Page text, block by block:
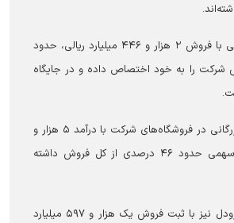
گروه محصولات روغنی با فروش ۲ هزار و ۴۴۶ میلیارد ریالی، حدود
شرکت را به خود اختصاص داده و در جایگاه
پس از آن، فروش بازرگانی در فروشگاه‌های شرکت با درآمد ۵ هزار و
۷۹۴ میلیارد ریالی، سهمی حدود ۴۶ درصدی از کل فروش داشته
گروه محصولات اشترودل نیز با ثبت فروش یک هزار و ۵۹۷ میلیارد